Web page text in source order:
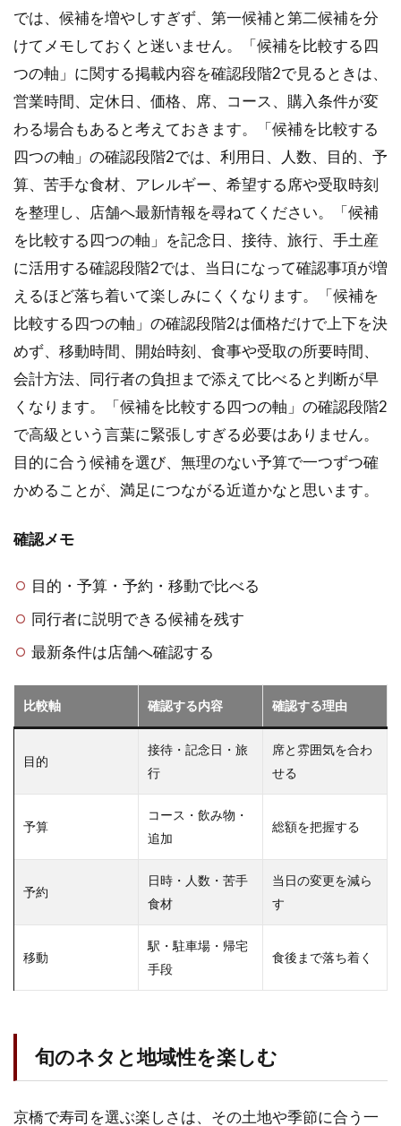
では、候補を増やしすぎず、第一候補と第二候補を分
けてメモしておくと迷いません。「候補を比較する四
つの軸」に関する掲載内容を確認段階2で見るときは、
営業時間、定休日、価格、席、コース、購入条件が変
わる場合もあると考えておきます。「候補を比較する
四つの軸」の確認段階2では、利用日、人数、目的、予
算、苦手な食材、アレルギー、希望する席や受取時刻
を整理し、店舗へ最新情報を尋ねてください。「候補
を比較する四つの軸」を記念日、接待、旅行、手土産
に活用する確認段階2では、当日になって確認事項が増
えるほど落ち着いて楽しみにくくなります。「候補を
比較する四つの軸」の確認段階2は価格だけで上下を決
めず、移動時間、開始時刻、食事や受取の所要時間、
会計方法、同行者の負担まで添えて比べると判断が早
くなります。「候補を比較する四つの軸」の確認段階2
で高級という言葉に緊張しすぎる必要はありません。
目的に合う候補を選び、無理のない予算で一つずつ確
かめることが、満足につながる近道かなと思います。
確認メモ
目的・予算・予約・移動で比べる
同行者に説明できる候補を残す
最新条件は店舗へ確認する
比較軸 確認する内容 確認する理由
目的
接待・記念日・旅
行
席と雰囲気を合わ
せる
予算
コース・飲み物・
追加
総額を把握する
予約
日時・人数・苦手
食材
当日の変更を減ら
す
移動
駅・駐車場・帰宅
手段
食後まで落ち着く
旬のネタと地域性を楽しむ
京橋で寿司を選ぶ楽しさは、その土地や季節に合う一